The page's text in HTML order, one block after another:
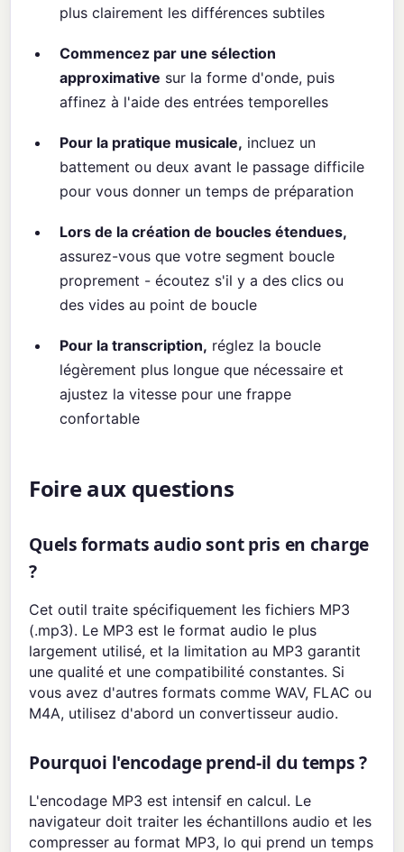
plus clairement les différences subtiles
Commencez par une sélection
approximative sur la forme d'onde, puis
affinez à l'aide des entrées temporelles
Pour la pratique musicale, incluez un
battement ou deux avant le passage difficile
pour vous donner un temps de préparation
Lors de la création de boucles étendues,
assurez-vous que votre segment boucle
proprement - écoutez s'il y a des clics ou
des vides au point de boucle
Pour la transcription, réglez la boucle
légèrement plus longue que nécessaire et
ajustez la vitesse pour une frappe
confortable
Foire aux questions
Quels formats audio sont pris en charge
?
Cet outil traite spécifiquement les fichiers MP3
(.mp3). Le MP3 est le format audio le plus
largement utilisé, et la limitation au MP3 garantit
une qualité et une compatibilité constantes. Si
vous avez d'autres formats comme WAV, FLAC ou
M4A, utilisez d'abord un convertisseur audio.
Pourquoi l'encodage prend-il du temps ?
L'encodage MP3 est intensif en calcul. Le
navigateur doit traiter les échantillons audio et les
compresser au format MP3, lo qui prend un temps